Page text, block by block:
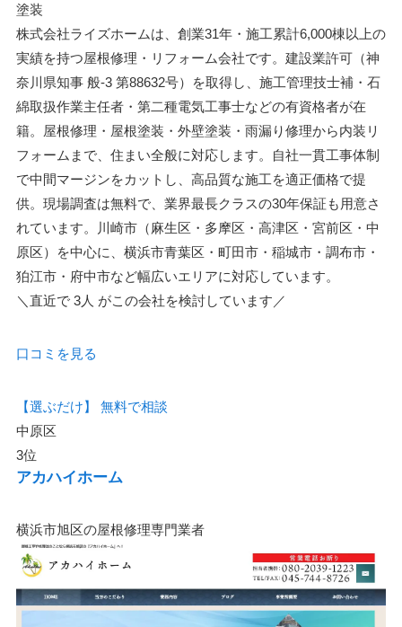
塗装
株式会社ライズホームは、創業31年・施工累計6,000棟以上の
実績を持つ屋根修理・リフォーム会社です。建設業許可（神
奈川県知事 般-3 第88632号）を取得し、施工管理技士補・石
綿取扱作業主任者・第二種電気工事士などの有資格者が在
籍。屋根修理・屋根塗装・外壁塗装・雨漏り修理から内装リ
フォームまで、住まい全般に対応します。自社一貫工事体制
で中間マージンをカットし、高品質な施工を適正価格で提
供。現場調査は無料で、業界最長クラスの30年保証も用意さ
れています。川崎市（麻生区・多摩区・高津区・宮前区・中
原区）を中心に、横浜市青葉区・町田市・稲城市・調布市・
狛江市・府中市など幅広いエリアに対応しています。
＼直近で 3人 がこの会社を検討しています／
口コミを見る
【選ぶだけ】
無料で相談
中原区
3位
アカハイホーム
横浜市旭区の屋根修理専門業者